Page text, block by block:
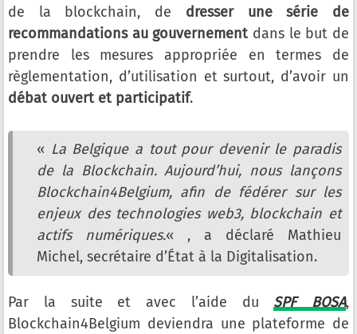
de la blockchain, de dresser une série de
recommandations au gouvernement dans le but de
prendre les mesures appropriée en termes de
règlementation, d’utilisation et surtout, d’avoir un
débat ouvert et participatif.
« La Belgique a tout pour devenir le paradis
de la Blockchain. Aujourd’hui, nous lançons
Blockchain4Belgium, afin de fédérer sur les
enjeux des technologies web3, blockchain et
actifs numériques.« , a déclaré Mathieu
Michel, secrétaire d’État à la Digitalisation.
Par la suite et avec l’aide du SPF BOSA,
Blockchain4Belgium deviendra une plateforme de